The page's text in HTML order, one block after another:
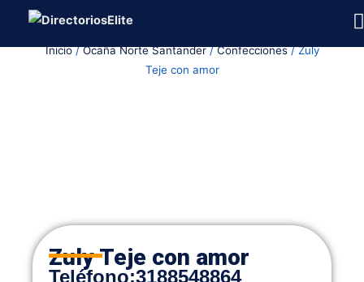
contenidoInicio/Ocaña Norte Santander/Confecciones/ Zuly
Teje con amor
Zuly Teje con amor
Teléfono:3188548864